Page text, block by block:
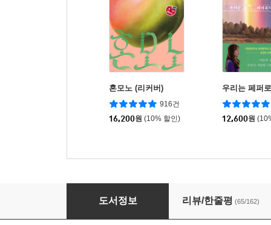
혼모노 (리커버)
916건
16,200원 (10% 할인)
우리는 페퍼
12,600원
너무 한낮의 연애
도서정보 리뷰/한줄평 (65/162)